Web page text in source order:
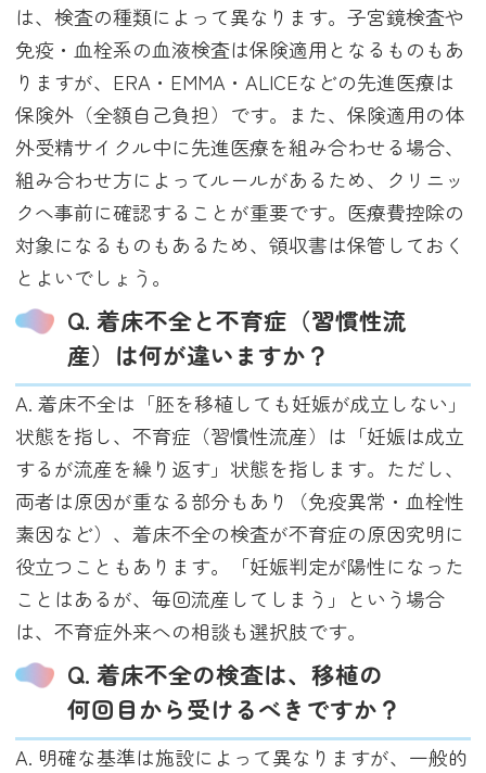
は、検査の種類によって異なります。子宮鏡検査や
免疫・血栓系の血液検査は保険適用となるものもあ
りますが、ERA・EMMA・ALICEなどの先進医療は
保険外（全額自己負担）です。また、保険適用の体
外受精サイクル中に先進医療を組み合わせる場合、
組み合わせ方によってルールがあるため、クリニッ
クへ事前に確認することが重要です。医療費控除の
対象になるものもあるため、領収書は保管しておく
とよいでしょう。
Q. 着床不全と不育症（習慣性流
産）は何が違いますか？
A. 着床不全は「胚を移植しても妊娠が成立しない」
状態を指し、不育症（習慣性流産）は「妊娠は成立
するが流産を繰り返す」状態を指します。ただし、
両者は原因が重なる部分もあり（免疫異常・血栓性
素因など）、着床不全の検査が不育症の原因究明に
役立つこともあります。「妊娠判定が陽性になった
ことはあるが、毎回流産してしまう」という場合
は、不育症外来への相談も選択肢です。
Q. 着床不全の検査は、移植の
何回目から受けるべきですか？
A. 明確な基準は施設によって異なりますが、一般的